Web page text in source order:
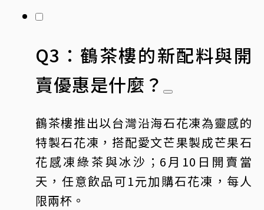
Q3：鶴茶樓的新配料與開
賣優惠是什麼？
鶴茶樓推出以台灣沿海石花凍為靈感的
特製石花凍，搭配愛文芒果製成芒果石
花感凍綠茶與冰沙；6月10日開賣當
天，任意飲品可1元加購石花凍，每人
限兩杯。